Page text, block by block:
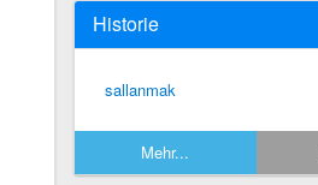
Historie
sallanmak
Mehr...